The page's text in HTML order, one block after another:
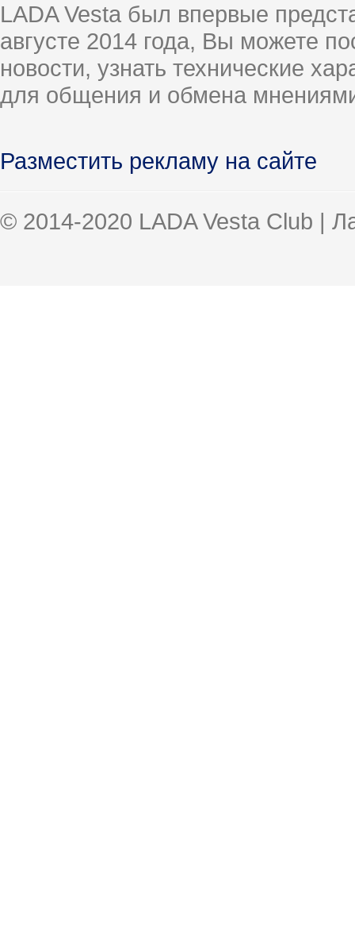
LADA Vesta был впервые
августе 2014 года, Вы можете
новости, узнать технические
для общения и обмена
Разместить рекламу на сайте
© 2014-2020 LADA Vesta Club |